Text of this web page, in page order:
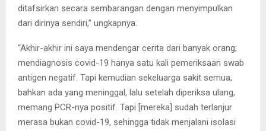
ditafsirkan secara sembarangan dengan menyimpulkan
dari dirinya sendiri,” ungkapnya.
“Akhir-akhir ini saya mendengar cerita dari banyak orang;
mendiagnosis covid-19 hanya satu kali pemeriksaan swab
antigen negatif. Tapi kemudian sekeluarga sakit semua,
bahkan ada yang meninggal, lalu setelah diperiksa ulang,
memang PCR-nya positif. Tapi [mereka] sudah terlanjur
merasa bukan covid-19, sehingga tidak menjalani isolasi